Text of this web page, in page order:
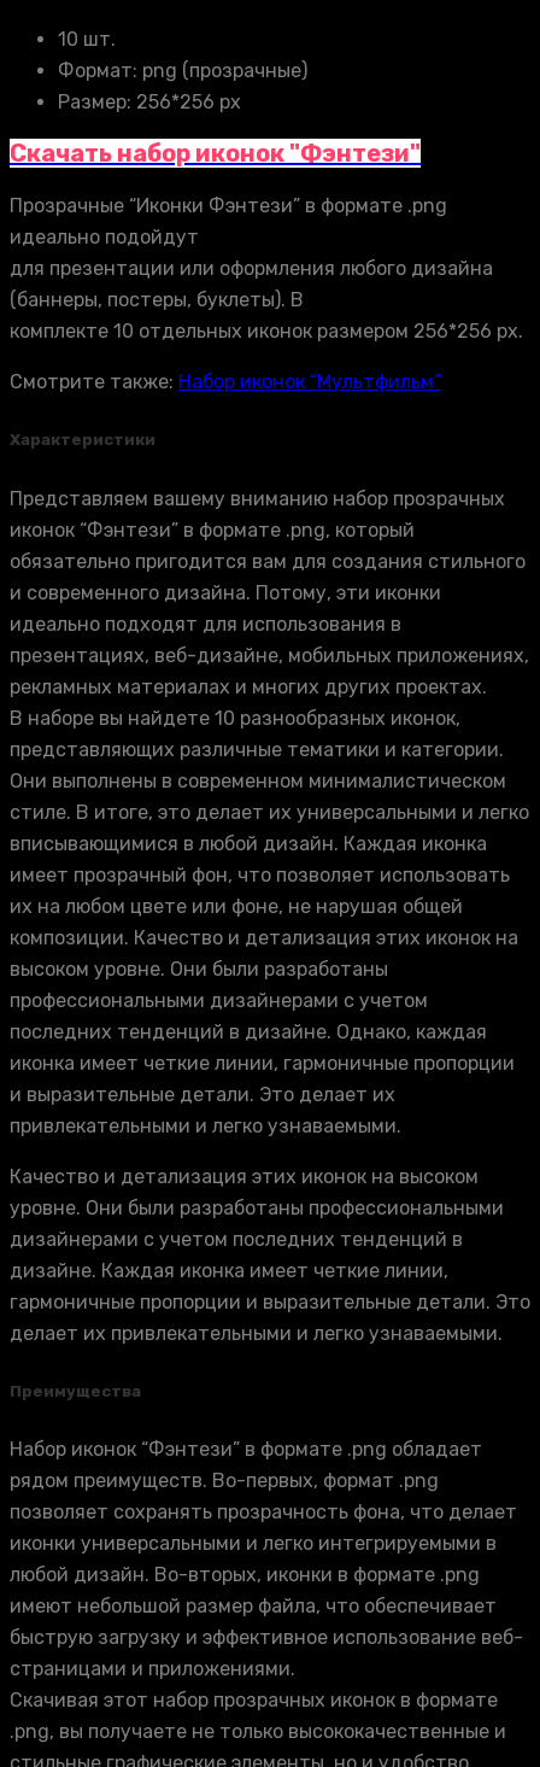
10 шт.
Формат: png (прозрачные)
Размер: 256*256 px
Скачать набор иконок "Фэнтези"
Прозрачные “Иконки Фэнтези” в формате .png
идеально подойдут
для презентации или оформления любого дизайна
(баннеры, постеры, буклеты). В
комплекте 10 отдельных иконок размером 256*256 px.
Смотрите также: Набор иконок “Мультфильм”
Характеристики
Представляем вашему вниманию набор прозрачных
иконок “Фэнтези” в формате .png, который
обязательно пригодится вам для создания стильного
и современного дизайна. Потому, эти иконки
идеально подходят для использования в
презентациях, веб-дизайне, мобильных приложениях,
рекламных материалах и многих других проектах.
В наборе вы найдете 10 разнообразных иконок,
представляющих различные тематики и категории.
Они выполнены в современном минималистическом
стиле. В итоге, это делает их универсальными и легко
вписывающимися в любой дизайн. Каждая иконка
имеет прозрачный фон, что позволяет использовать
их на любом цвете или фоне, не нарушая общей
композиции. Качество и детализация этих иконок на
высоком уровне. Они были разработаны
профессиональными дизайнерами с учетом
последних тенденций в дизайне. Однако, каждая
иконка имеет четкие линии, гармоничные пропорции
и выразительные детали. Это делает их
привлекательными и легко узнаваемыми.
Качество и детализация этих иконок на высоком
уровне. Они были разработаны профессиональными
дизайнерами с учетом последних тенденций в
дизайне. Каждая иконка имеет четкие линии,
гармоничные пропорции и выразительные детали. Это
делает их привлекательными и легко узнаваемыми.
Преимущества
Набор иконок “Фэнтези” в формате .png обладает
рядом преимуществ. Во-первых, формат .png
позволяет сохранять прозрачность фона, что делает
иконки универсальными и легко интегрируемыми в
любой дизайн. Во-вторых, иконки в формате .png
имеют небольшой размер файла, что обеспечивает
быструю загрузку и эффективное использование веб-
страницами и приложениями.
Скачивая этот набор прозрачных иконок в формате
.png, вы получаете не только высококачественные и